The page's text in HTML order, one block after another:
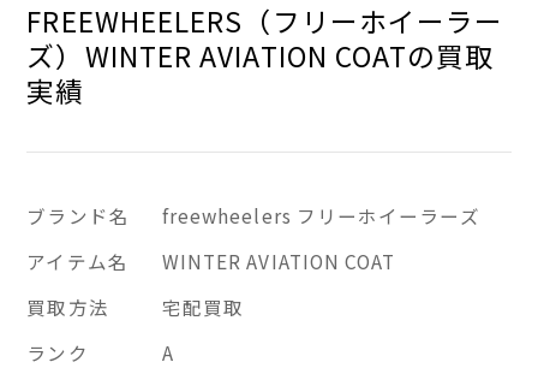
FREEWHEELERS（フリーホイーラー
ズ）WINTER AVIATION COATの買取
実績
ブランド名
freewheelers フリーホイーラーズ
アイテム名
WINTER AVIATION COAT
買取方法
宅配買取
ランク
A